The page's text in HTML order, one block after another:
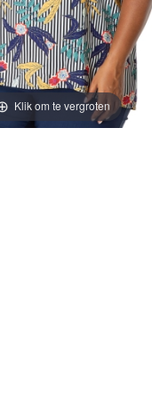
Klik om te vergroten